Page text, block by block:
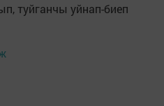
туйганчы уйнап-биеп